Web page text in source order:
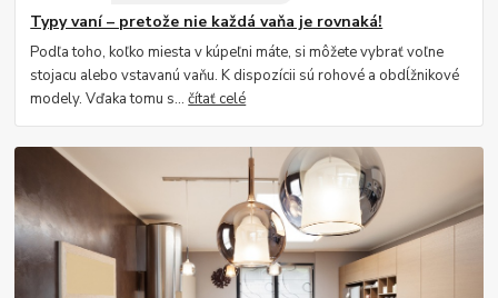
Typy vaní – pretože nie každá vaňa je rovnaká!
Podľa toho, koľko miesta v kúpeľni máte, si môžete vybrať voľne
stojacu alebo vstavanú vaňu. K dispozícii sú rohové a obdĺžnikové
modely. Vďaka tomu s...čítať celé